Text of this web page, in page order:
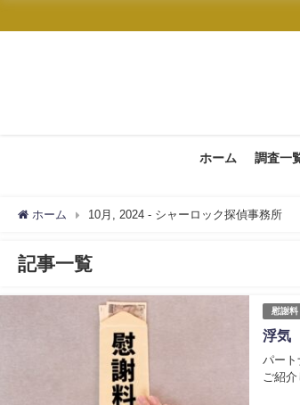
ホーム 調査一
ホーム 10月, 2024 - シャーロック探偵事務所
記事一覧
慰謝料
浮気
パート